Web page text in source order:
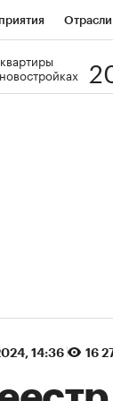
Отрасли
РБК Образование
14:36 16